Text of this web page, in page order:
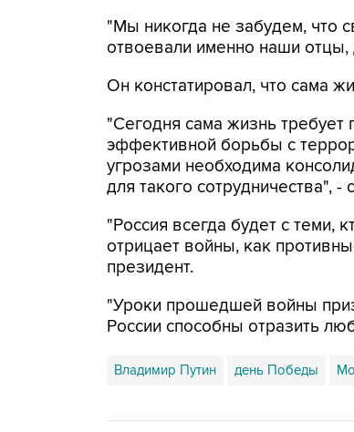
"Мы никогда не забудем, что
отвоевали именно наши
Он констатировал, что сама
"Сегодня сама жизнь
эффективной борьбы с
угрозами необходима
для такого сотрудничества", -
"Россия всегда будет с теми,
отрицает войны, как
президент.
"Уроки прошедшей войны
России способны отразить
Владимир Путин день Победы